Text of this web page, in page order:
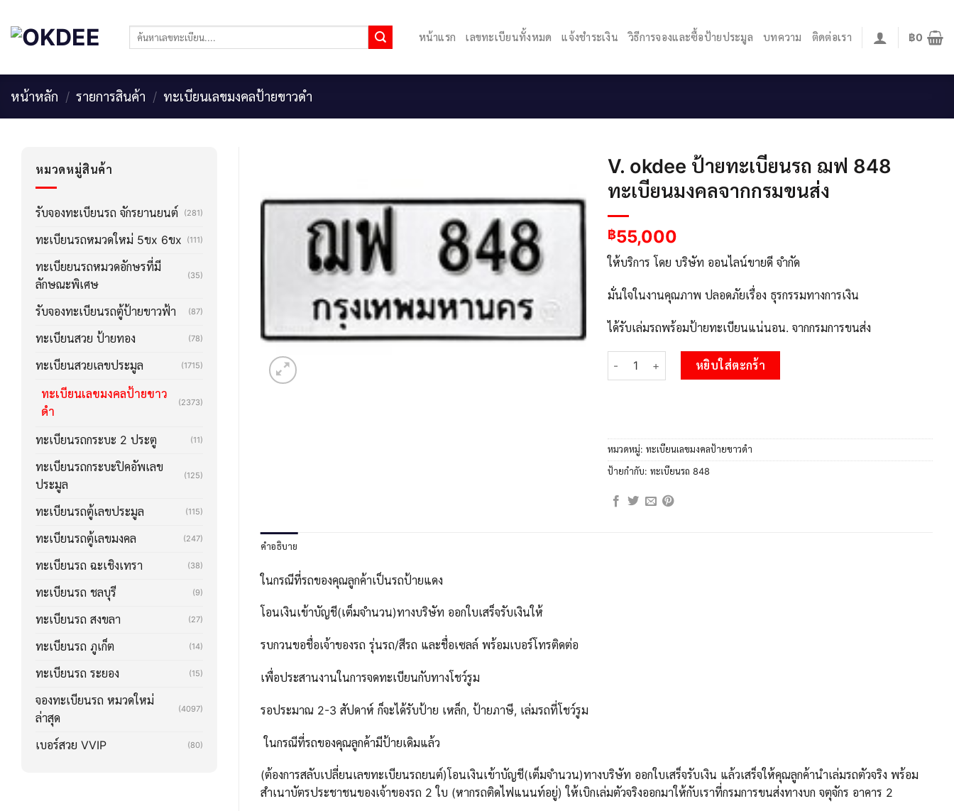
content
ค้นหา: หน้าแรก เลขทะเบียนทั้งหมด แจ้งชำระเงิน วิธีการจองและซื้อป้ายประมูล บทความ ติดต่อเรา ฿0
หน้าหลัก / รายการสินค้า / ทะเบียนเลขมงคลป้ายขาวดำ
หมวดหมู่สินค้า
รับจองทะเบียนรถ จักรยานยนต์ (281)
ทะเบียนรถหมวดใหม่ 5ขx 6ขx (111)
ทะเบียยนรถหมวดอักษรที่มี
ลักษณะพิเศษ
(35)
รับจองทะเบียนรถตู้ป้ายขาวฟ้า (87)
ทะเบียนสวย ป้ายทอง (78)
ทะเบียนสวยเลขประมูล (1715)
ทะเบียนเลขมงคลป้ายขาว
ดำ
(2373)
ทะเบียนรถกระบะ 2 ประตู (11)
ทะเบียนรถกระบะปิคอัพเลข
ประมูล
(125)
ทะเบียนรถตู้เลขประมูล (115)
ทะเบียนรถตู้เลขมงคล (247)
ทะเบียนรถ ฉะเชิงเทรา (38)
ทะเบียนรถ ชลบุรี (9)
ทะเบียนรถ สงขลา (27)
ทะเบียนรถ ภูเก็ต (14)
ทะเบียนรถ ระยอง (15)
จองทะเบียนรถ หมวดใหม่
ล่าสุด
(4097)
เบอร์สวย VVIP (80)
V. okdee ป้ายทะเบียนรถ ฌฟ 848
ทะเบียนมงคลจากกรมขนส่ง
฿55,000
ให้บริการ โดย บริษัท ออนไลน์ขายดี จำกัด
มั่นใจในงานคุณภาพ ปลอดภัยเรื่อง ธุรกรรมทางการเงิน
ได้รับเล่มรถพร้อมป้ายทะเบียนแน่นอน. จากกรมการขนส่ง
จำนวน V. okdee ป้ายทะเบียนรถ ฌฟ 848 ทะเบียนมงคลจากกรมขนส่ง ชิ้น
หยิบใส่ตะกร้า
หมวดหมู่: ทะเบียนเลขมงคลป้ายขาวดำ
ป้ายกำกับ: ทะเบียนรถ 848
คำอธิบาย
ในกรณีที่รถของคุณลูกค้าเป็นรถป้ายแดง
โอนเงินเข้าบัญชี(เต็มจำนวน)ทางบริษัท ออกใบเสร็จรับเงินให้
รบกวนขอชื่อเจ้าของรถ รุ่นรถ/สีรถ และชื่อเซลล์ พร้อมเบอร์โทรติดต่อ
เพื่อประสานงานในการจดทะเบียนกับทางโชว์รูม
รอประมาณ 2-3 สัปดาห์ ก็จะได้รับป้าย เหล็ก, ป้ายภาษี, เล่มรถที่โชว์รูม
ในกรณีที่รถของคุณลูกค้ามีป้ายเดิมแล้ว
(ต้องการสลับเปลี่ยนเลขทะเบียนรถยนต์)โอนเงินเข้าบัญชี(เต็มจำนวน)ทางบริษัท ออกใบเสร็จรับเงิน แล้วเสร็จให้คุณลูกค้านำเล่มรถตัวจริง พร้อม
สำเนาบัตรประชาชนของเจ้าของรถ 2 ใบ (หากรถติดไฟแนนท์อยู่) ให้เบิกเล่มตัวจริงออกมาให้กับเราที่กรมการขนส่งทางบก จตุจักร อาคาร 2